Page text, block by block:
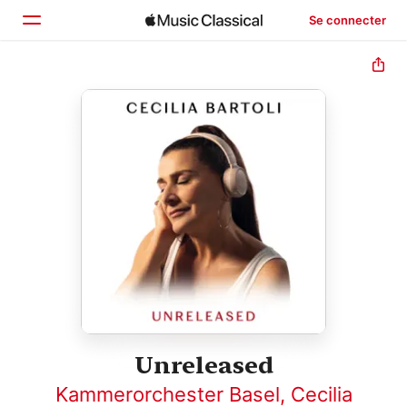
Se connecter
Accueil
Unreleased
Kammerorchester Basel, Cecilia